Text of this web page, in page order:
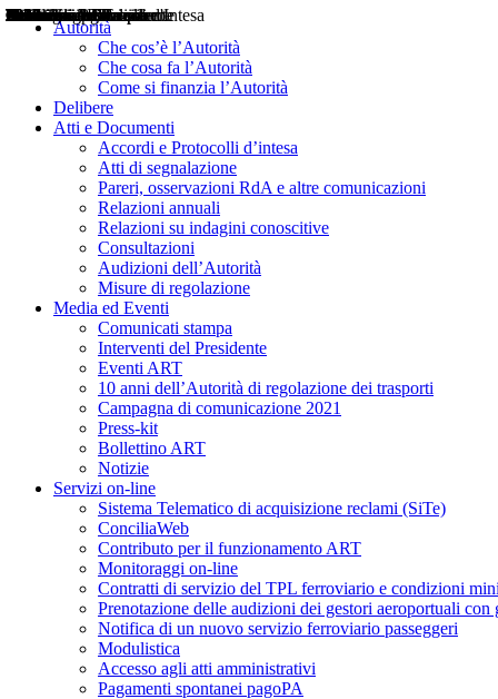
Autorità
Che cos’è l’Autorità
Che cosa fa l’Autorità
Come si finanzia l’Autorità
Delibere
Atti e Documenti
Accordi e Protocolli d’intesa
Atti di segnalazione
Pareri, osservazioni RdA e altre comunicazioni
Relazioni annuali
Relazioni su indagini conoscitive
Consultazioni
Audizioni dell’Autorità
Misure di regolazione
Media ed Eventi
Comunicati stampa
Interventi del Presidente
Eventi ART
10 anni dell’Autorità di regolazione dei trasporti
Campagna di comunicazione 2021
Press-kit
Bollettino ART
Notizie
Servizi on-line
Sistema Telematico di acquisizione reclami (SiTe)
ConciliaWeb
Contributo per il funzionamento ART
Monitoraggi on-line
Contratti di servizio del TPL ferroviario e condizioni
Prenotazione delle audizioni dei gestori aeroportuali con
Notifica di un nuovo servizio ferroviario passeggeri
Modulistica
Accesso agli atti amministrativi
Pagamenti spontanei pagoPA
Delibere
Pareri
Consultazioni
Audizioni
Atti di Segnalazione
Accordi e Protocolli d'Intesa
Relazioni annuali
Misure di regolazione
Notizie
Comunicati Stampa
Bollettini ART
Convegni ART
Interviste del Presidente
Articoli in primo piano
Interventi del Presidente
2004
2005
2010
2013
2014
2015
2016
2017
2018
2019
202
2020
2021
2022
2023
2024
2025
2026
Aereo
Marittimo
Terrestre